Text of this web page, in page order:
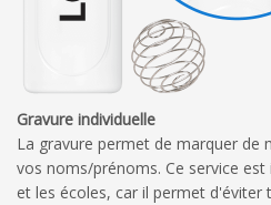
Gravure individuelle
La gravure permet de marquer de
vos noms/prénoms. Ce service
et les écoles, car il permet